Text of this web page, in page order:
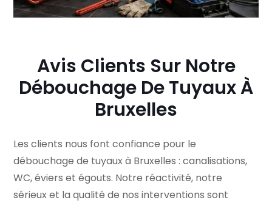
Avis Clients Sur Notre
Débouchage De Tuyaux À
Bruxelles
Les clients nous font confiance pour le
débouchage de tuyaux à Bruxelles : canalisations,
WC, éviers et égouts. Notre réactivité, notre
sérieux et la qualité de nos interventions sont